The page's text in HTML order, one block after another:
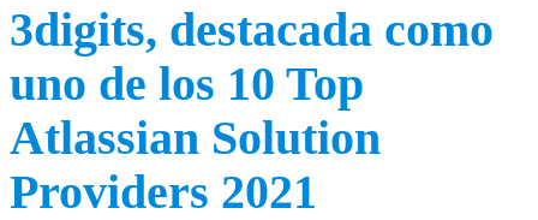
3digits, destacada como
uno de los 10 Top
Atlassian Solution
Providers 2021